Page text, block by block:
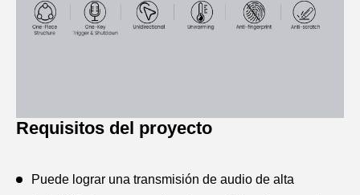
Requisitos del proyecto
Puede lograr una transmisión de audio de alta